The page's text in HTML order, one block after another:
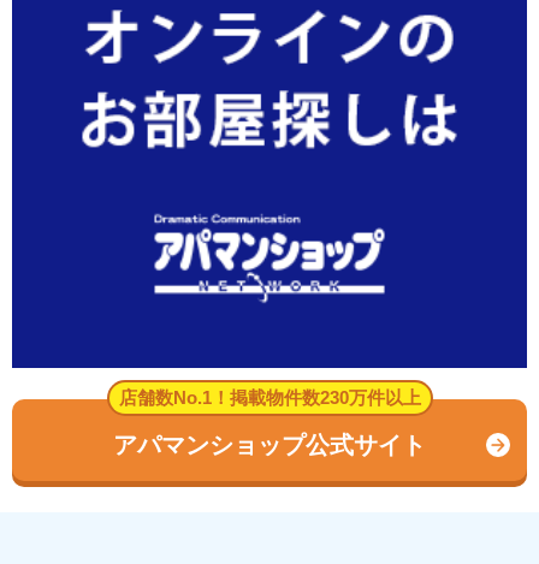
店舗数No.1！掲載物件数230万件以上
アパマンショップ公式サイト